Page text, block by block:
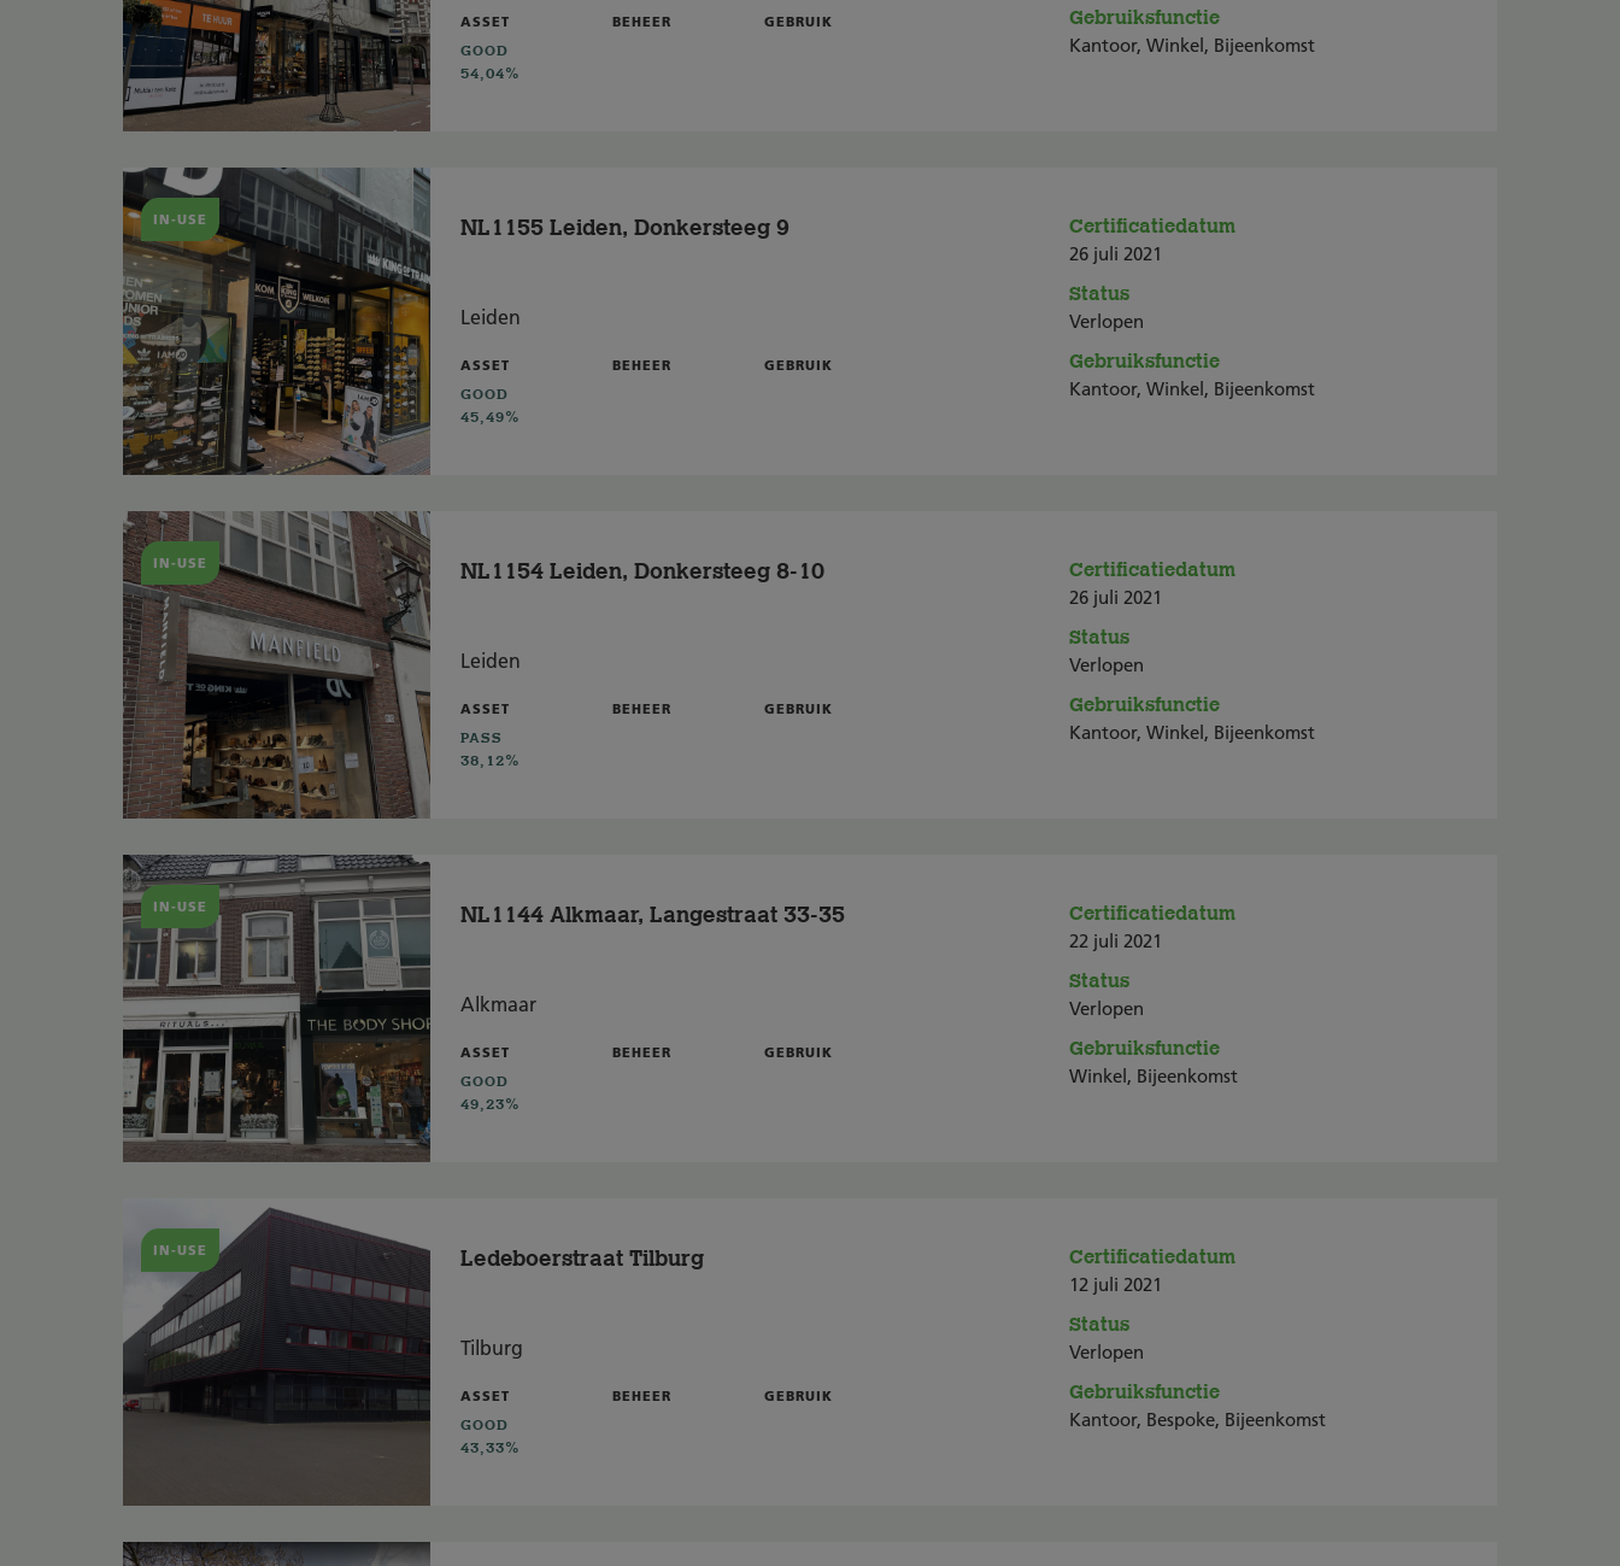
ASSET
GOOD
54,04%
BEHEER GEBRUIK Gebruiksfunctie
Kantoor, Winkel, Bijeenkomst
IN-USE NL1155 Leiden, Donkersteeg 9
Leiden
ASSET
GOOD
45,49%
BEHEER GEBRUIK
Certificatiedatum
26 juli 2021
Status
Verlopen
Gebruiksfunctie
Kantoor, Winkel, Bijeenkomst
IN-USE NL1154 Leiden, Donkersteeg 8-10
Leiden
ASSET
PASS
38,12%
BEHEER GEBRUIK
Certificatiedatum
26 juli 2021
Status
Verlopen
Gebruiksfunctie
Kantoor, Winkel, Bijeenkomst
IN-USE NL1144 Alkmaar, Langestraat 33-35
Alkmaar
ASSET
GOOD
49,23%
BEHEER GEBRUIK
Certificatiedatum
22 juli 2021
Status
Verlopen
Gebruiksfunctie
Winkel, Bijeenkomst
IN-USE Ledeboerstraat Tilburg
Tilburg
ASSET
GOOD
43,33%
BEHEER GEBRUIK
Certificatiedatum
12 juli 2021
Status
Verlopen
Gebruiksfunctie
Kantoor, Bespoke, Bijeenkomst